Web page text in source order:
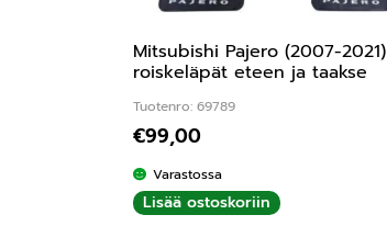
Mitsubishi Pajero (2007-2021)
roiskeläpät eteen ja taakse
Tuotenro: 69789
€99,00
Varastossa
Lisää ostoskoriin